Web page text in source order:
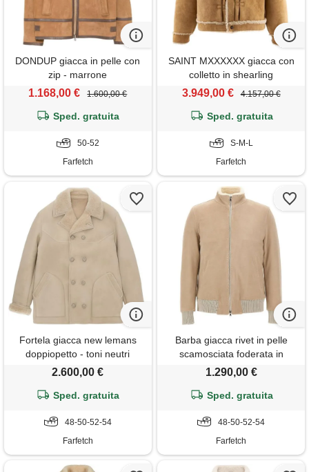
DONDUP giacca in pelle con
zip - marrone
1.168,00 € 1.600,00 €
Sped. gratuita
50-52
Farfetch
SAINT MXXXXXX giacca con
colletto in shearling
bb_mouton - marrone
3.949,00 € 4.157,00 €
Sped. gratuita
S-M-L
Farfetch
Fortela giacca new lemans
doppiopetto - toni neutri
2.600,00 €
Sped. gratuita
48-50-52-54
Farfetch
Barba giacca rivet in pelle
scamosciata foderata in
shearling - toni neutri
1.290,00 €
Sped. gratuita
48-50-52-54
Farfetch